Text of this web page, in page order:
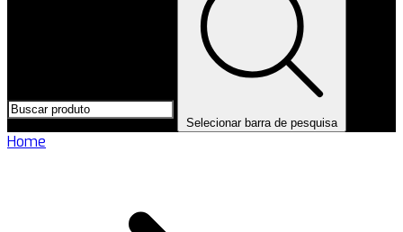
Selecionar barra de pesquisa
Home